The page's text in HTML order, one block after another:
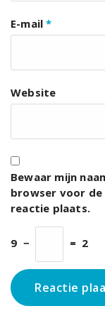
E-mail*
Website
Bewaar mijn
browser voor de
reactie plaats.
9 − = 2